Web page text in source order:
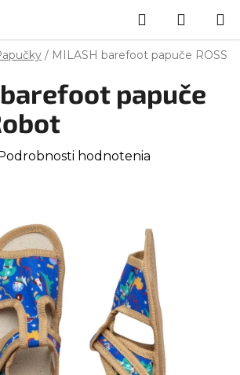
Hľadať
KOŠÍK
/ MILASH barefoot papuče ROSS
papuče
hodnotenia